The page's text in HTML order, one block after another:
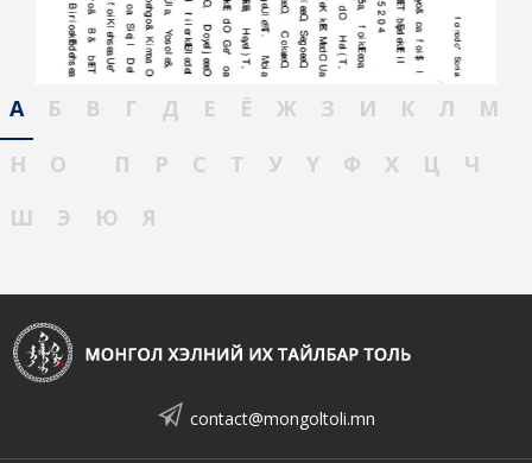
А Б В Г Д Е Ё Ж З И К Л
М
Н
О П Р С Т У Ү Ф Х Ц
Ч
Ш
Э Ю Я
contact@mongoltoli.mn